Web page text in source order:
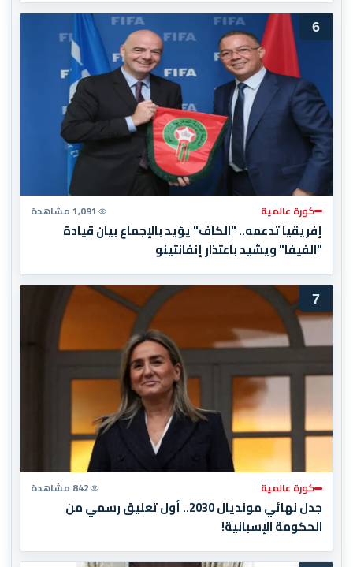
6
كورة عالمية 1,091 مشاهدة
إفريقيا تدعمه.. "الكاف" يؤيد بالإجماع بيان قيادة
"الفيفا" ويشيد باعتذار إنفانتينو
7
كورة عالمية 842 مشاهدة
جدل نهائي مونديال 2030.. أول تعليق رسمي من
الحكومة الإسبانية!